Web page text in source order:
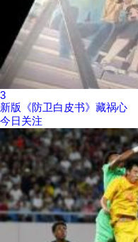
3
新版《防卫白皮书》藏祸心
今日关注